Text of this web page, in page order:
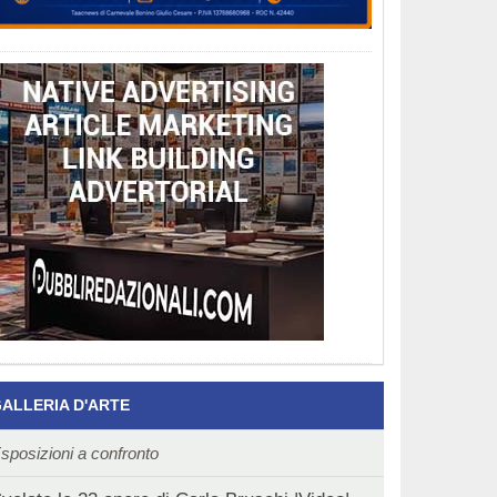
D'ARTE
a confronto